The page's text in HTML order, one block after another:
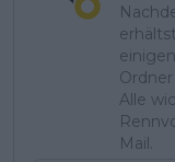
Alle
Mail.